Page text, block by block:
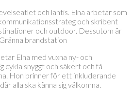
och lantis. Elna arbetar som
och skribent
och outdoor. Dessutom är
brandstation
Elna med vuxna ny- och
cykla snyggt och säkert och få
Hon brinner för ett inkluderande
alla ska känna sig välkomna.